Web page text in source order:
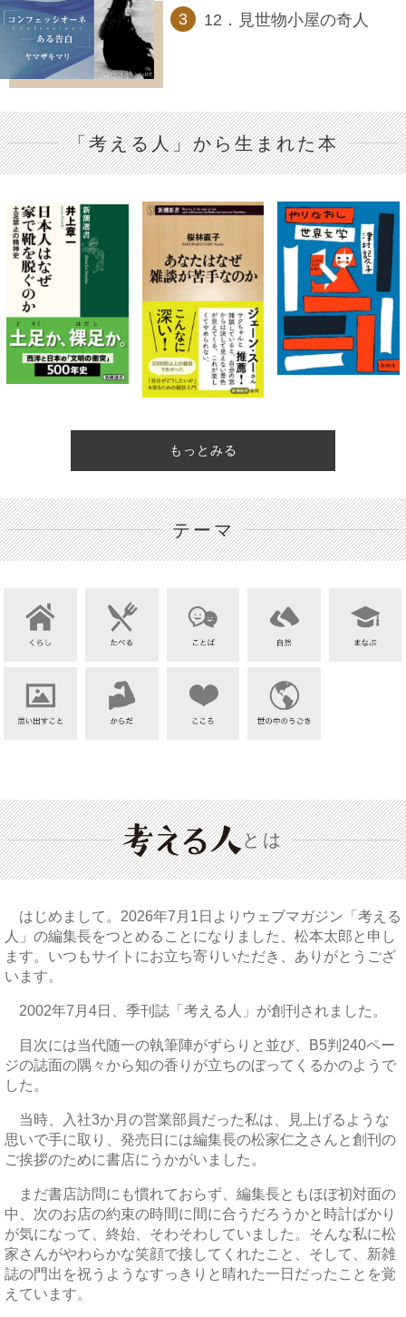
12．見世物小屋の奇人
「考える人」から生まれた本
もっとみる
テーマ
とは
はじめまして。2026年7月1日よりウェブマガジン「考える
人」の編集長をつとめることになりました、松本太郎と申し
ます。いつもサイトにお立ち寄りいただき、ありがとうござ
います。
2002年7月4日、季刊誌「考える人」が創刊されました。
目次には当代随一の執筆陣がずらりと並び、B5判240ペー
ジの誌面の隅々から知の香りが立ちのぼってくるかのようで
した。
当時、入社3か月の営業部員だった私は、見上げるような
思いで手に取り、発売日には編集長の松家仁之さんと創刊の
ご挨拶のために書店にうかがいました。
まだ書店訪問にも慣れておらず、編集長ともほぼ初対面の
中、次のお店の約束の時間に間に合うだろうかと時計ばかり
が気になって、終始、そわそわしていました。そんな私に松
家さんがやわらかな笑顔で接してくれたこと、そして、新雑
誌の門出を祝うようなすっきりと晴れた一日だったことを覚
えています。